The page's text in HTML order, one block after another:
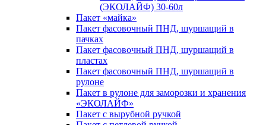
(ЭКОЛАЙФ) 30-60л
Пакет «майка»
Пакет фасовочный ПНД, шуршащий в
пачках
Пакет фасовочный ПНД, шуршащий в
пластах
Пакет фасовочный ПНД, шуршащий в
рулоне
Пакет в рулоне для заморозки и хранения
«ЭКОЛАЙФ»
Пакет с вырубной ручкой